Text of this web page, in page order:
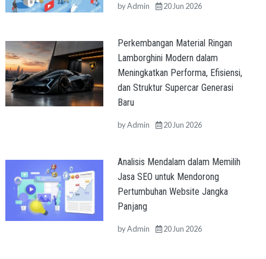
byAdmin 20 Jun 2026
Perkembangan Material Ringan
Lamborghini Modern dalam
Meningkatkan Performa, Efisiensi,
dan Struktur Supercar Generasi
Baru
byAdmin 20 Jun 2026
Analisis Mendalam dalam Memilih
Jasa SEO untuk Mendorong
Pertumbuhan Website Jangka
Panjang
byAdmin 20 Jun 2026